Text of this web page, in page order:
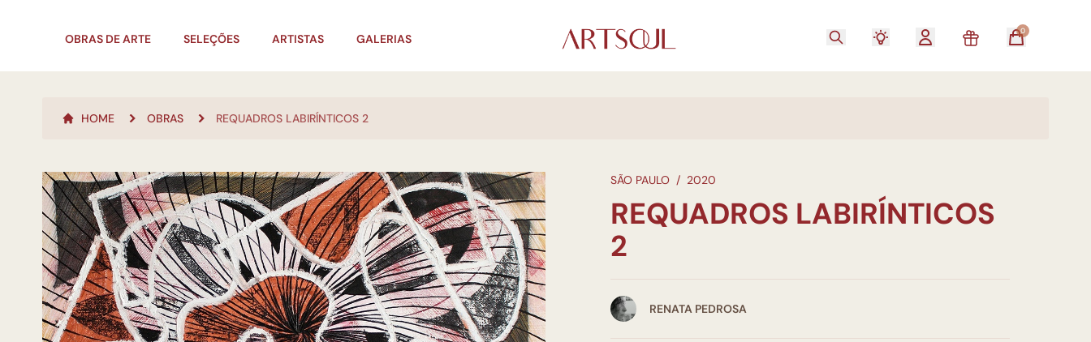
OBRAS DE ARTE SELEÇÕES ARTISTAS GALERIAS
0
HOME OBRAS REQUADROS LABIRÍNTICOS 2
SÃO PAULO / 2020
REQUADROS LABIRÍNTICOS
2
RENATA PEDROSA